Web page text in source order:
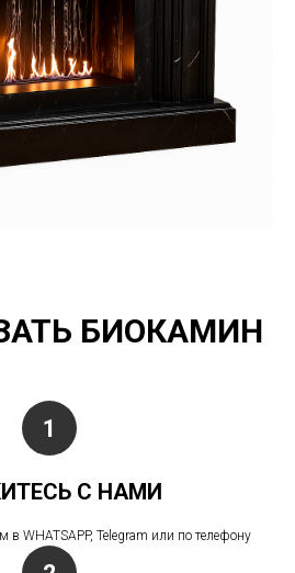
БИОКАМИН
С НАМИ
WHATSAPP, Telegram или по телефону